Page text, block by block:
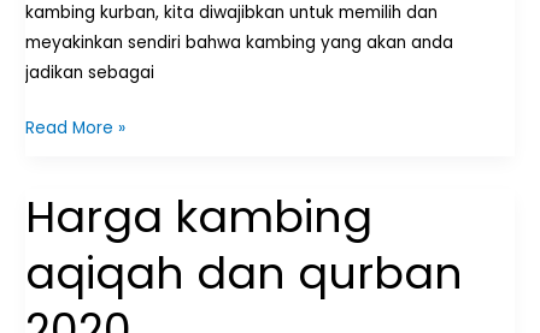
kambing kurban, kita diwajibkan untuk memilih dan
meyakinkan sendiri bahwa kambing yang akan anda
jadikan sebagai
Read More »
Harga kambing
aqiqah dan qurban
Harga
kambing
aqiqah
dan
qurban